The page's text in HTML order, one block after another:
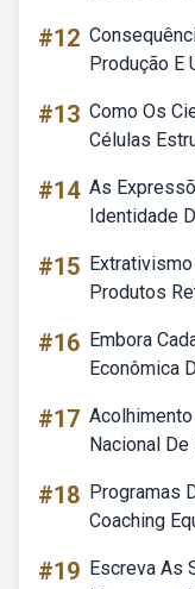
#12
Produção E
#13 Como Os
Células
#14 As
Identidade
#15
Produtos
#16 Embora
Econômica
#17
Nacional
#18 Programas
Coaching
#19 Escreva As